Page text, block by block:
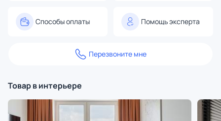
Способы оплаты Помощь эксперта
Перезвоните мне
Товар в интерьере